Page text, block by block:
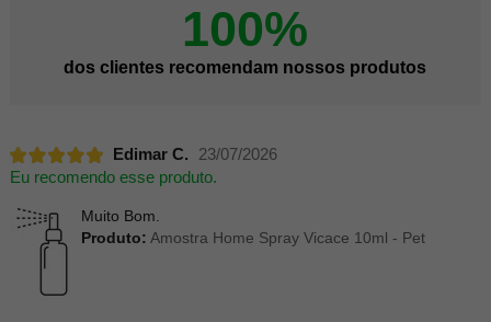
100%
dos clientes recomendam nossos produtos
Edimar C.
23/07/2026
Eu recomendo esse produto.
Muito Bom.
Produto: Amostra Home Spray Vicace 10ml - Pet